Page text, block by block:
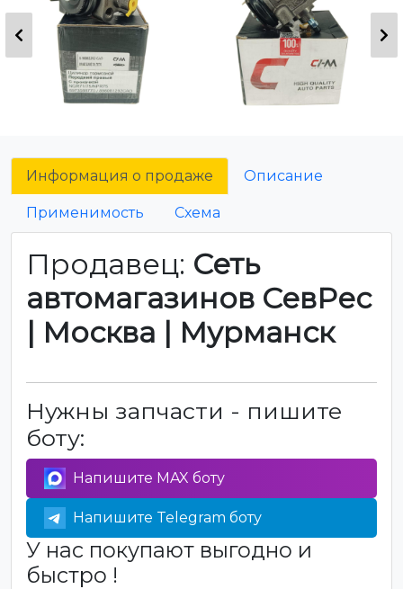
Информация о продаже Описание
Применимость Схема
Продавец: Сеть
автомагазинов СевРес
| Москва | Мурманск
Нужны запчасти - пишите
боту:
Напишите MAX боту
Напишите Telegram боту
У нас покупают выгодно и
быстро !